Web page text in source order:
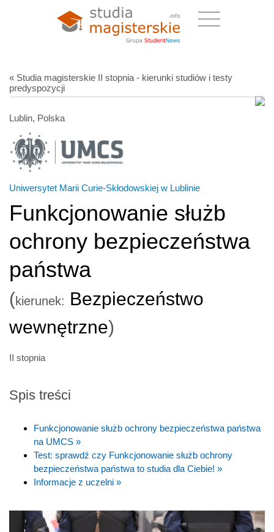
« Studia magisterskie II stopnia - kierunki studiów i testy
predyspozycji
Lublin, Polska
Uniwersytet Marii Curie-Skłodowskiej w Lublinie
Funkcjonowanie służb
ochrony bezpieczeństwa
państwa
(kierunek: Bezpieczeństwo
wewnętrzne)
II stopnia
Spis treści
Funkcjonowanie służb ochrony bezpieczeństwa państwa
na UMCS »
Test: sprawdź czy Funkcjonowanie służb ochrony
bezpieczeństwa państwa to studia dla Ciebie! »
Informacje z uczelni »